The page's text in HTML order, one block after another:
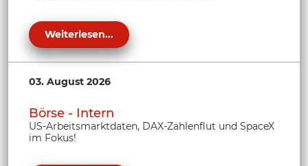
Weiterlesen...
03. August 2026
Börse - Intern
US-Arbeitsmarktdaten, DAX-Zahlenflut und SpaceX
im Fokus!